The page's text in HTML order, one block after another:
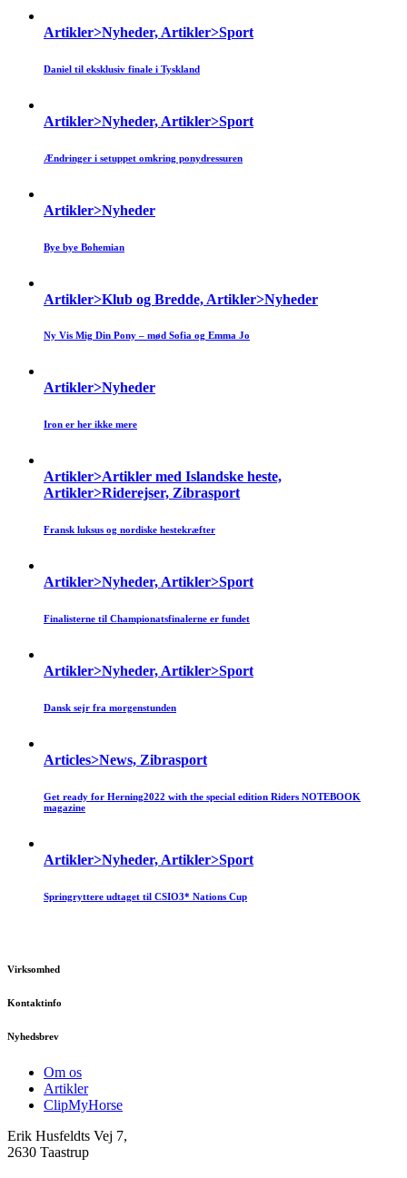
Artikler>Nyheder, Artikler>Sport
Daniel til eksklusiv finale i Tyskland
Artikler>Nyheder, Artikler>Sport
Ændringer i setuppet omkring ponydressuren
Artikler>Nyheder
Bye bye Bohemian
Artikler>Klub og Bredde, Artikler>Nyheder
Ny Vis Mig Din Pony – mød Sofia og Emma Jo
Artikler>Nyheder
Iron er her ikke mere
Artikler>Artikler med Islandske heste,
Artikler>Riderejser, Zibrasport
Fransk luksus og nordiske hestekræfter
Artikler>Nyheder, Artikler>Sport
Finalisterne til Championatsfinalerne er fundet
Artikler>Nyheder, Artikler>Sport
Dansk sejr fra morgenstunden
Articles>News, Zibrasport
Get ready for Herning2022 with the special edition Riders NOTEBOOK
magazine
Artikler>Nyheder, Artikler>Sport
Springryttere udtaget til CSIO3* Nations Cup
Virksomhed
Kontaktinfo
Nyhedsbrev
Om os
Artikler
ClipMyHorse
Erik Husfeldts Vej 7,
2630 Taastrup